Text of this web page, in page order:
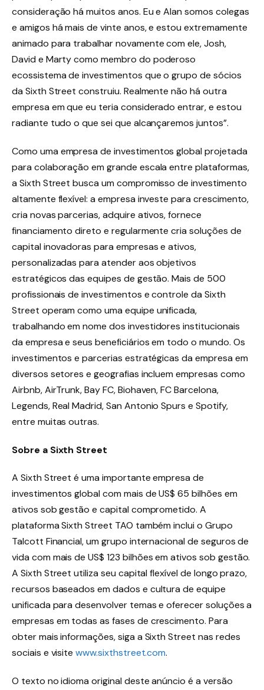
consideração há muitos anos. Eu e Alan somos colegas
e amigos há mais de vinte anos, e estou extremamente
animado para trabalhar novamente com ele, Josh,
David e Marty como membro do poderoso
ecossistema de investimentos que o grupo de sócios
da Sixth Street construiu. Realmente não há outra
empresa em que eu teria considerado entrar, e estou
radiante tudo o que sei que alcançaremos juntos”.
Como uma empresa de investimentos global projetada
para colaboração em grande escala entre plataformas,
a Sixth Street busca um compromisso de investimento
altamente flexível: a empresa investe para crescimento,
cria novas parcerias, adquire ativos, fornece
financiamento direto e regularmente cria soluções de
capital inovadoras para empresas e ativos,
personalizadas para atender aos objetivos
estratégicos das equipes de gestão. Mais de 500
profissionais de investimentos e controle da Sixth
Street operam como uma equipe unificada,
trabalhando em nome dos investidores institucionais
da empresa e seus beneficiários em todo o mundo. Os
investimentos e parcerias estratégicas da empresa em
diversos setores e geografias incluem empresas como
Airbnb, AirTrunk, Bay FC, Biohaven, FC Barcelona,
Legends, Real Madrid, San Antonio Spurs e Spotify,
entre muitas outras.
Sobre a Sixth Street
A Sixth Street é uma importante empresa de
investimentos global com mais de US$ 65 bilhões em
ativos sob gestão e capital comprometido. A
plataforma Sixth Street TAO também inclui o Grupo
Talcott Financial, um grupo internacional de seguros de
vida com mais de US$ 123 bilhões em ativos sob gestão.
A Sixth Street utiliza seu capital flexível de longo prazo,
recursos baseados em dados e cultura de equipe
unificada para desenvolver temas e oferecer soluções a
empresas em todas as fases de crescimento. Para
obter mais informações, siga a Sixth Street nas redes
sociais e visitewww.sixthstreet.com.
O texto no idioma original deste anúncio é a versão